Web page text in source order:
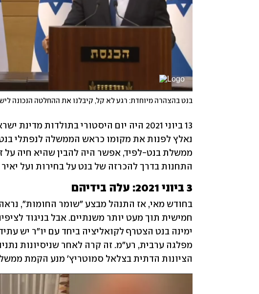
בנט בהצהרה מיוחדת: רגע לא קל, קיבלנו את ההחלטה הנכונה
התחנות בדרך להכרזה של בנט על בחירות ועל
3 ביוני 2021: עלה בידיהם
הציונות הדתית בצלאל סמוטריץ' מנע הקמת